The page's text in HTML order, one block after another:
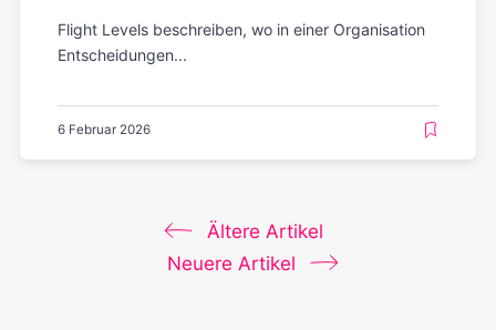
Flight Levels beschreiben, wo in einer Organisation
Entscheidungen...
6 Februar 2026
Ältere Artikel
Neuere Artikel